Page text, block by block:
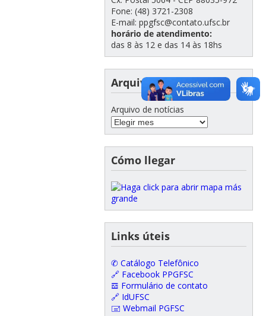
Fone: (48) 3721-2308
E-mail: ppgfsc@contato.ufsc.br
horário de atendimento:
das 8 às 12 e das 14 às 18hs
Arquivo de notícias
Arquivo de notícias
Cómo llegar
Links úteis
✆ Catálogo Telefônico
🔗 Facebook PPGFSC
𝌕 Formulário de contato
🔗 IdUFSC
🖃 Webmail PGFSC